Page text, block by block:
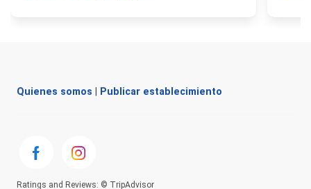
Quienes somos Publicar establecimiento
Ratings and Reviews: © TripAdvisor